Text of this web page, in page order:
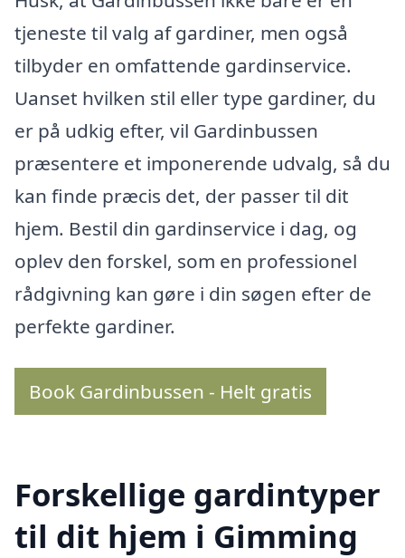
tjeneste til valg af gardiner, men også
tilbyder en omfattende gardinservice.
Uanset hvilken stil eller type gardiner, du
er på udkig efter, vil Gardinbussen
præsentere et imponerende udvalg, så du
kan finde præcis det, der passer til dit
hjem. Bestil din gardinservice i dag, og
oplev den forskel, som en professionel
rådgivning kan gøre i din søgen efter de
perfekte gardiner.
Book Gardinbussen - Helt gratis
Forskellige gardintyper
til dit hjem i Gimming